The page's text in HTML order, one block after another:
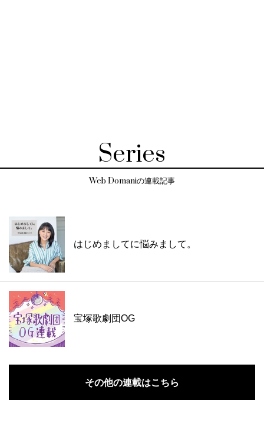
Series
Web Domaniの連載記事
はじめましてに悩みまして。
宝塚歌劇団OG
その他の連載はこちら